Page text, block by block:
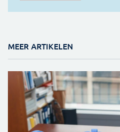
MEER ARTIKELEN